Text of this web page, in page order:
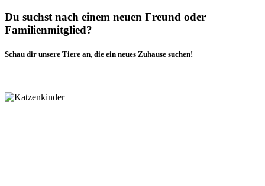
Du suchst nach einem neuen Freund oder
Familienmitglied?
Schau dir unsere Tiere an, die ein neues Zuhause suchen!